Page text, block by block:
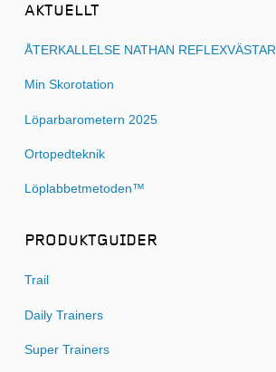
AKTUELLT
ÅTERKALLELSE NATHAN REFLEXVÄSTAR
Min Skorotation
Löparbarometern 2025
Ortopedteknik
Löplabbetmetoden™
PRODUKTGUIDER
Trail
Daily Trainers
Super Trainers